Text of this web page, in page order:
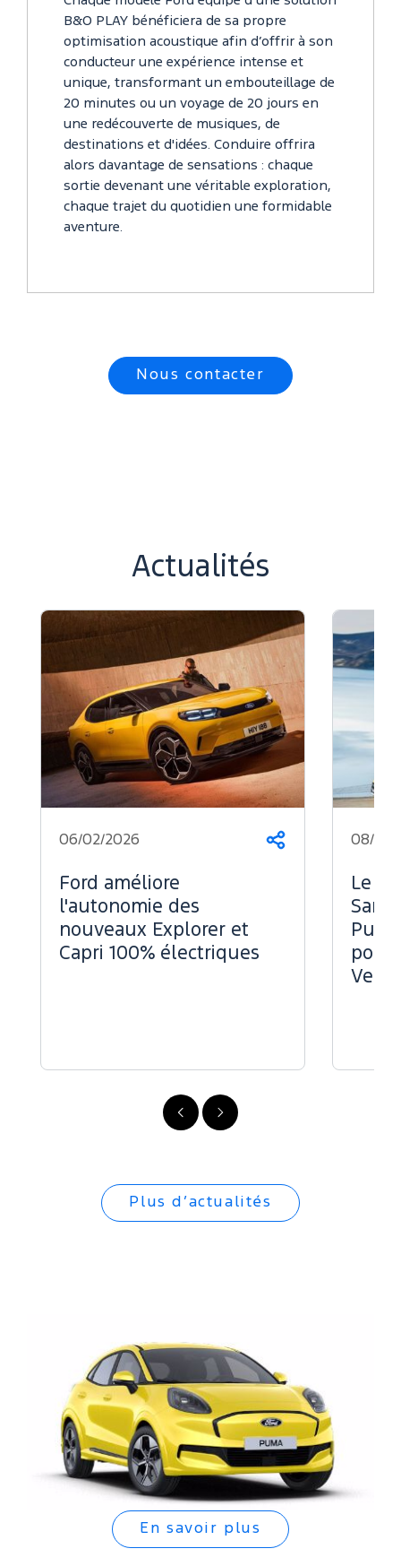
B&O PLAY bénéficiera de sa propre
optimisation acoustique afin d’offrir à son
conducteur une expérience intense et
unique, transformant un embouteillage de
20 minutes ou un voyage de 20 jours en
une redécouverte de musiques, de
destinations et d'idées. Conduire offrira
alors davantage de sensations : chaque
sortie devenant une véritable exploration,
chaque trajet du quotidien une formidable
aventure.
Nous contacter
Actualités
Suivant
Précédent
Partager
06/02/2026
Ford améliore
l'autonomie des
nouveaux Explorer et
Capri 100% électriques
08/07/
Le
Sans
pour
Plus d’actualités
En savoir plus